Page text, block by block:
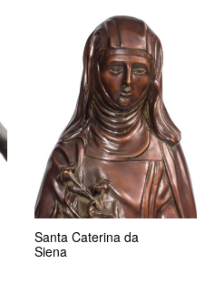
Santa Caterina da
Siena